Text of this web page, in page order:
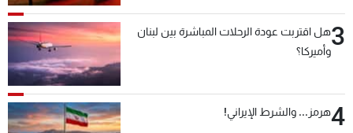
3هل اقتربت عودة الرحلات المباشرة بين لبنان
وأميركا؟
4هرمز... والشرط الإيراني!